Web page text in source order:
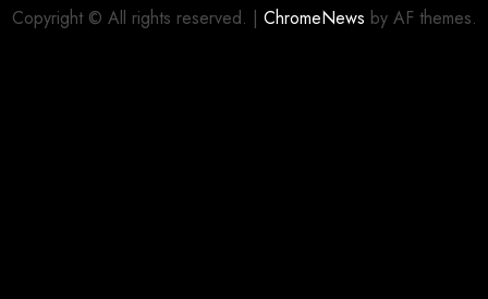
Copyright © All rights reserved. | ChromeNews by AF themes.